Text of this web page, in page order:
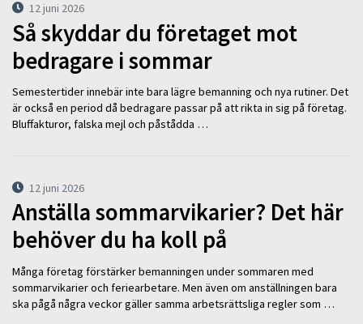
12 juni 2026
Så skyddar du företaget mot
bedragare i sommar
Semestertider innebär inte bara lägre bemanning och nya rutiner. Det
är också en period då bedragare passar på att rikta in sig på företag.
Bluffakturor, falska mejl och påstådda …
12 juni 2026
Anställa sommarvikarier? Det här
behöver du ha koll på
Många företag förstärker bemanningen under sommaren med
sommarvikarier och feriearbetare. Men även om anställningen bara
ska pågå några veckor gäller samma arbetsrättsliga regler som …